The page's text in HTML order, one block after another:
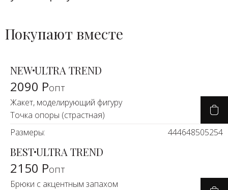
Покупают вместе
NEWULTRA TREND
2090 Ропт
Жакет, моделирующий фигуру
Точка опоры (страстная)
Размеры:
444648505254
BESTULTRA TREND
2150 Ропт
Брюки с акцентным запахом